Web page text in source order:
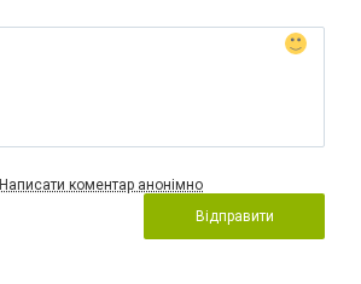
Написати коментар анонімно
Відправити